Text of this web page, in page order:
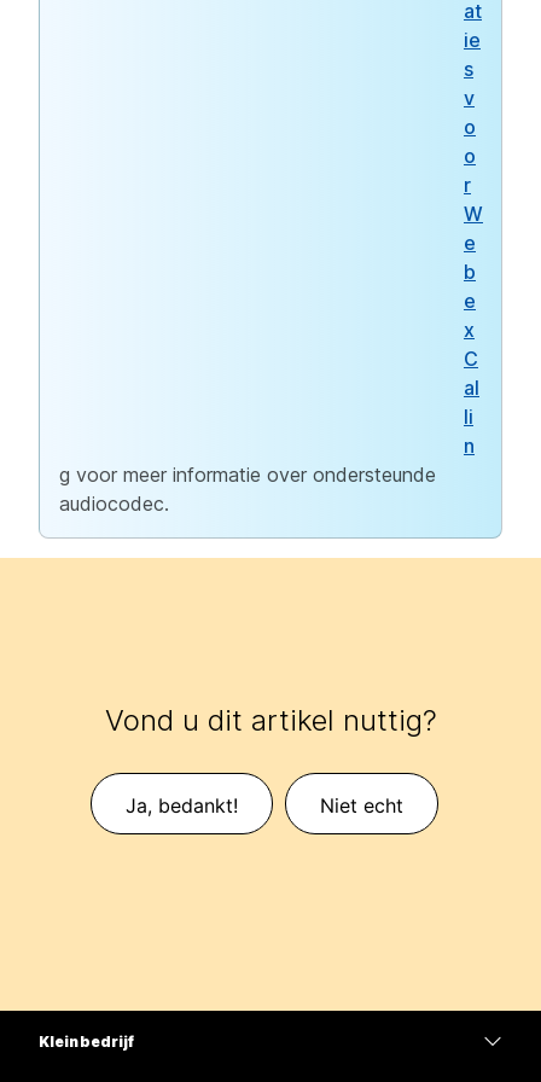
at
ie
s
v
o
o
r
W
e
b
e
x
C
al
li
n
g voor meer informatie over ondersteunde
audiocodec.
Vond u dit artikel nuttig?
Ja, bedankt! Niet echt
Klein bedrijf